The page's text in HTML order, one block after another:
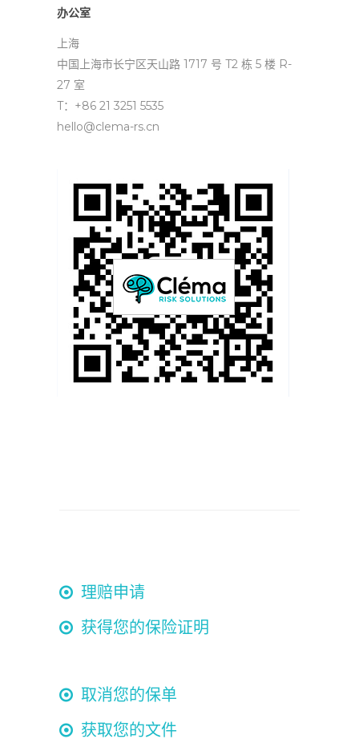
办公室
上海
中国上海市长宁区天山路 1717 号 T2 栋 5 楼 R-
27 室
T：+86 21 3251 5535
hello@clema-rs.cn
理赔申请
获得您的保险证明
取消您的保单
获取您的文件